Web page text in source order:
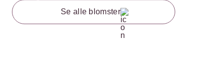
Se alle blomster